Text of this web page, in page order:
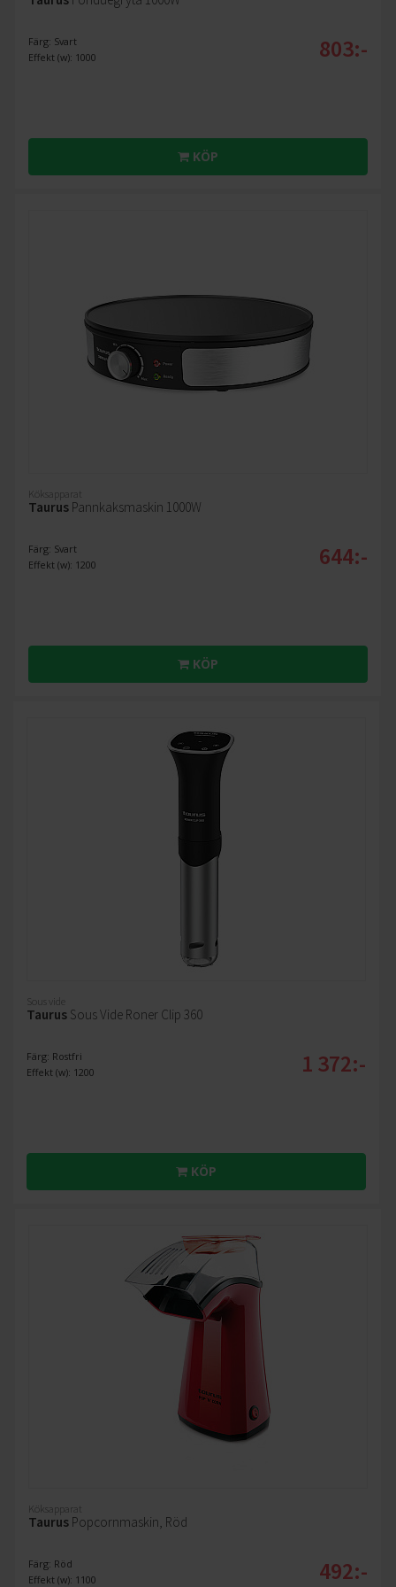
Färg: Svart
Effekt (w): 1000
803:-
KÖP
Köksapparat
Taurus Pannkaksmaskin 1000W
Färg: Svart
Effekt (w): 1200
644:-
KÖP
Sous vide
Taurus Sous Vide Roner Clip 360
Färg: Rostfri
Effekt (w): 1200
1 372:-
KÖP
Köksapparat
Taurus Popcornmaskin, Röd
Färg: Röd
Effekt (w): 1100
492:-